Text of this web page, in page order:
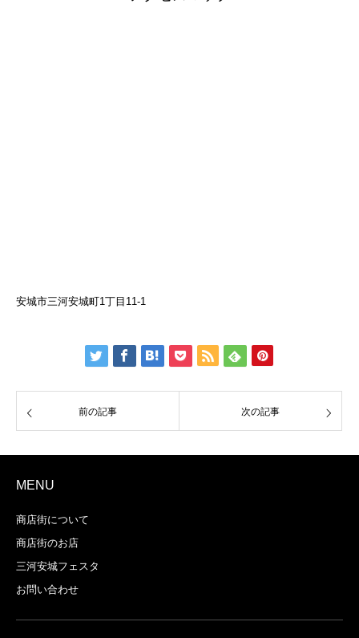
安城市三河安城町1丁目11-1
前の記事 次の記事
MENU
商店街について
商店街のお店
三河安城フェスタ
お問い合わせ